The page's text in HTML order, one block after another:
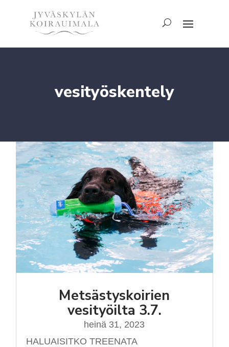
vesityöskentely
Metsästyskoirien
vesityöilta 3.7.
heinä 31, 2023
HALUAISITKO TREENATA